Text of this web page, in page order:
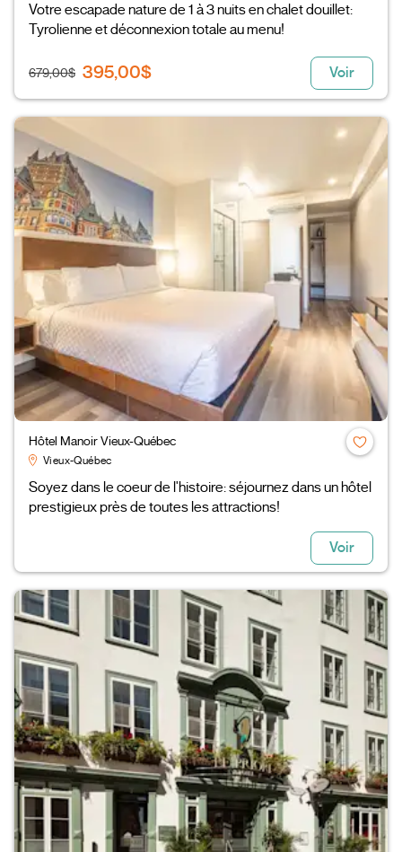
Votre escapade nature de 1 à 3 nuits en chalet douillet:
Tyrolienne et déconnexion totale au menu!
679,00$ 395,00$ Voir
Hôtel Manoir Vieux-Québec
Vieux-Québec
Soyez dans le coeur de l'histoire: séjournez dans un hôtel
prestigieux près de toutes les attractions!
Voir